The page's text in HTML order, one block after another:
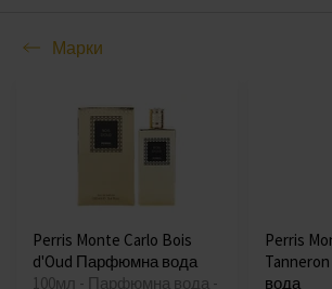
Марки
Perris Monte Carlo Bois
d'Oud Парфюмна вода
100мл - Парфюмна вода -
Perris
вода